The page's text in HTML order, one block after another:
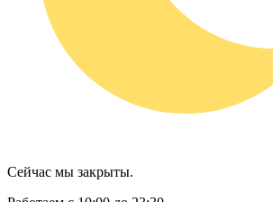
Сейчас мы закрыты.